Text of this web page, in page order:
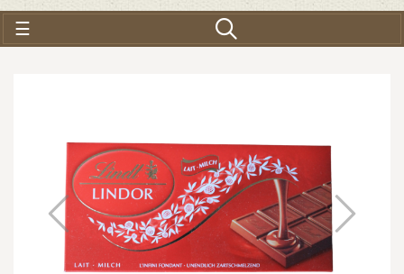
Basculer la navigation
☰